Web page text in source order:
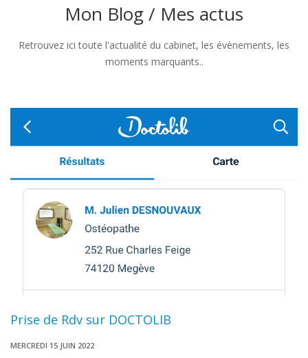
Mon Blog / Mes actus
Retrouvez ici toute l'actualité du cabinet, les évènements, les
moments marquants..
Prise de Rdv sur DOCTOLIB
MERCREDI 15 JUIN 2022